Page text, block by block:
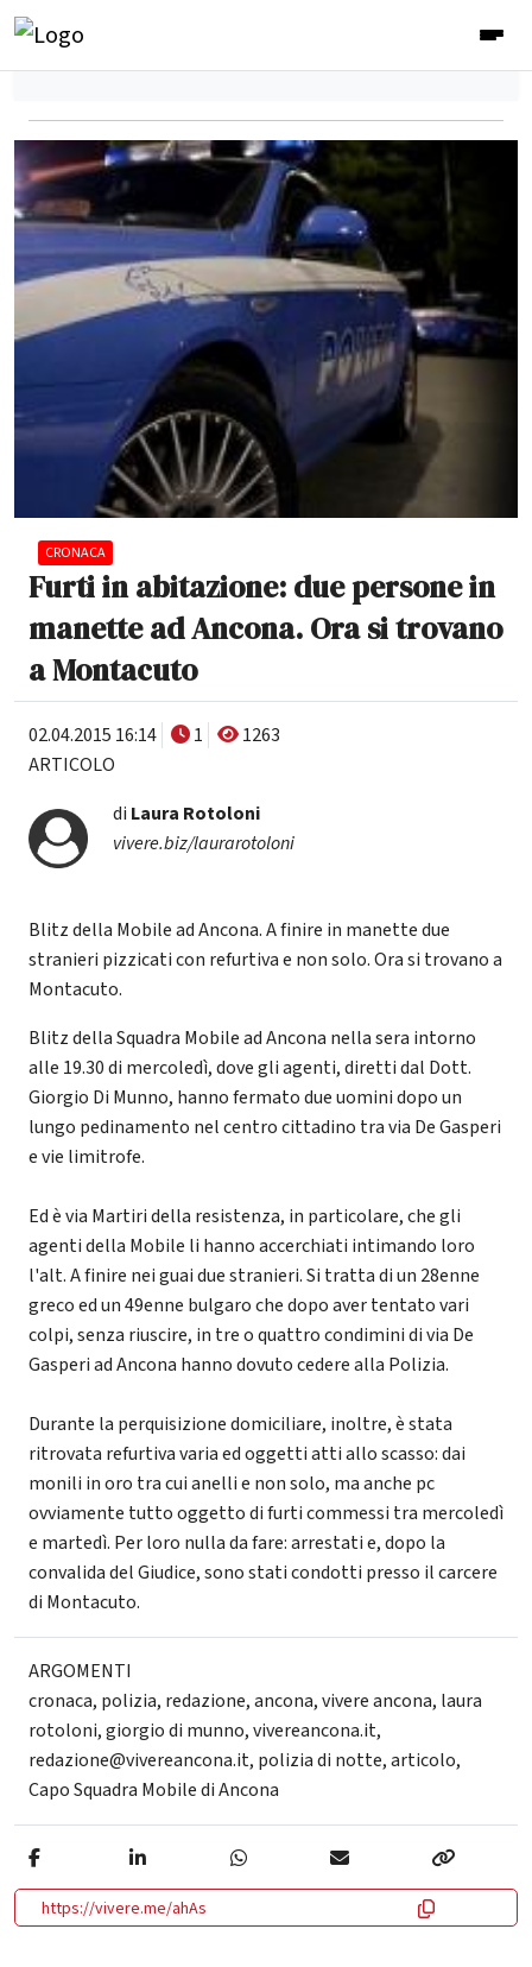
CRONACA
Furti in abitazione: due persone in
manette ad Ancona. Ora si trovano
a Montacuto
02.04.2015 16:14 1
1263
ARTICOLO
di Laura Rotoloni
vivere.biz/laurarotoloni
Blitz della Mobile ad Ancona. A finire in manette due
stranieri pizzicati con refurtiva e non solo. Ora si trovano a
Montacuto.
Blitz della Squadra Mobile ad Ancona nella sera intorno
alle 19.30 di mercoledì, dove gli agenti, diretti dal Dott.
Giorgio Di Munno, hanno fermato due uomini dopo un
lungo pedinamento nel centro cittadino tra via De Gasperi
e vie limitrofe.
Ed è via Martiri della resistenza, in particolare, che gli
agenti della Mobile li hanno accerchiati intimando loro
l'alt. A finire nei guai due stranieri. Si tratta di un 28enne
greco ed un 49enne bulgaro che dopo aver tentato vari
colpi, senza riuscire, in tre o quattro condimini di via De
Gasperi ad Ancona hanno dovuto cedere alla Polizia.
Durante la perquisizione domiciliare, inoltre, è stata
ritrovata refurtiva varia ed oggetti atti allo scasso: dai
monili in oro tra cui anelli e non solo, ma anche pc
ovviamente tutto oggetto di furti commessi tra mercoledì
e martedì. Per loro nulla da fare: arrestati e, dopo la
convalida del Giudice, sono stati condotti presso il carcere
di Montacuto.
ARGOMENTI
cronaca, polizia, redazione,ancona,vivere ancona, laura
rotoloni,giorgio di munno,vivereancona.it,
redazione@vivereancona.it, polizia di notte,articolo,
Capo Squadra Mobile di Ancona
https://vivere.me/ahAs